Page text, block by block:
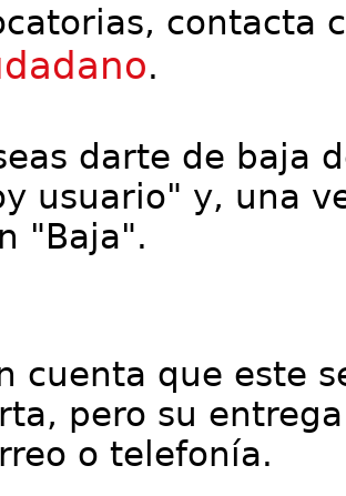
contacta
.
darte de baja
usuario" y, una
"Baja".
cuenta que este
pero su
o telefonía.